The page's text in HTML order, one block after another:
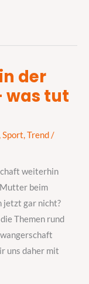
der
was tut
Sport,Trend/
weiterhin
beim
jetzt gar nicht?
Themen rund
uns daher mit